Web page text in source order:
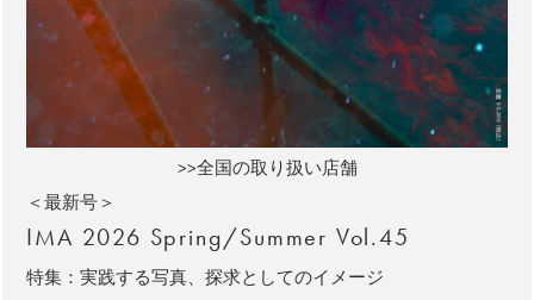
>>全国の取り扱い店舗
＜最新号＞
IMA 2026 Spring/Summer Vol.45
特集：実践する写真、探求としてのイメージ